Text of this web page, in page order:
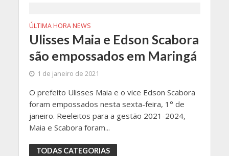
ÚLTIMA HORA NEWS
Ulisses Maia e Edson Scabora
são empossados em Maringá
1 de janeiro de 2021
O prefeito Ulisses Maia e o vice Edson Scabora
foram empossados nesta sexta-feira, 1° de
janeiro. Reeleitos para a gestão 2021-2024,
Maia e Scabora foram...
TODAS CATEGORIAS